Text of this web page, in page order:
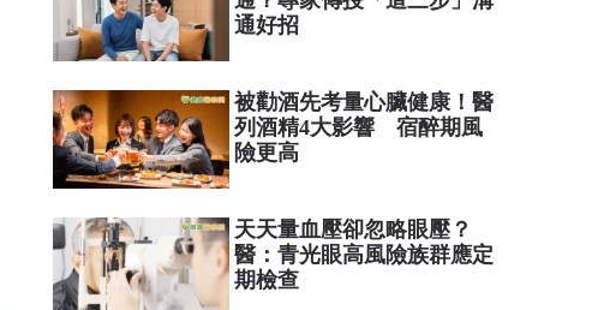
通好招
被勸酒先考量心臟健康！醫
列酒精4大影響 宿醉期風
險更高
天天量血壓卻忽略眼壓？
醫：青光眼高風險族群應定
期檢查